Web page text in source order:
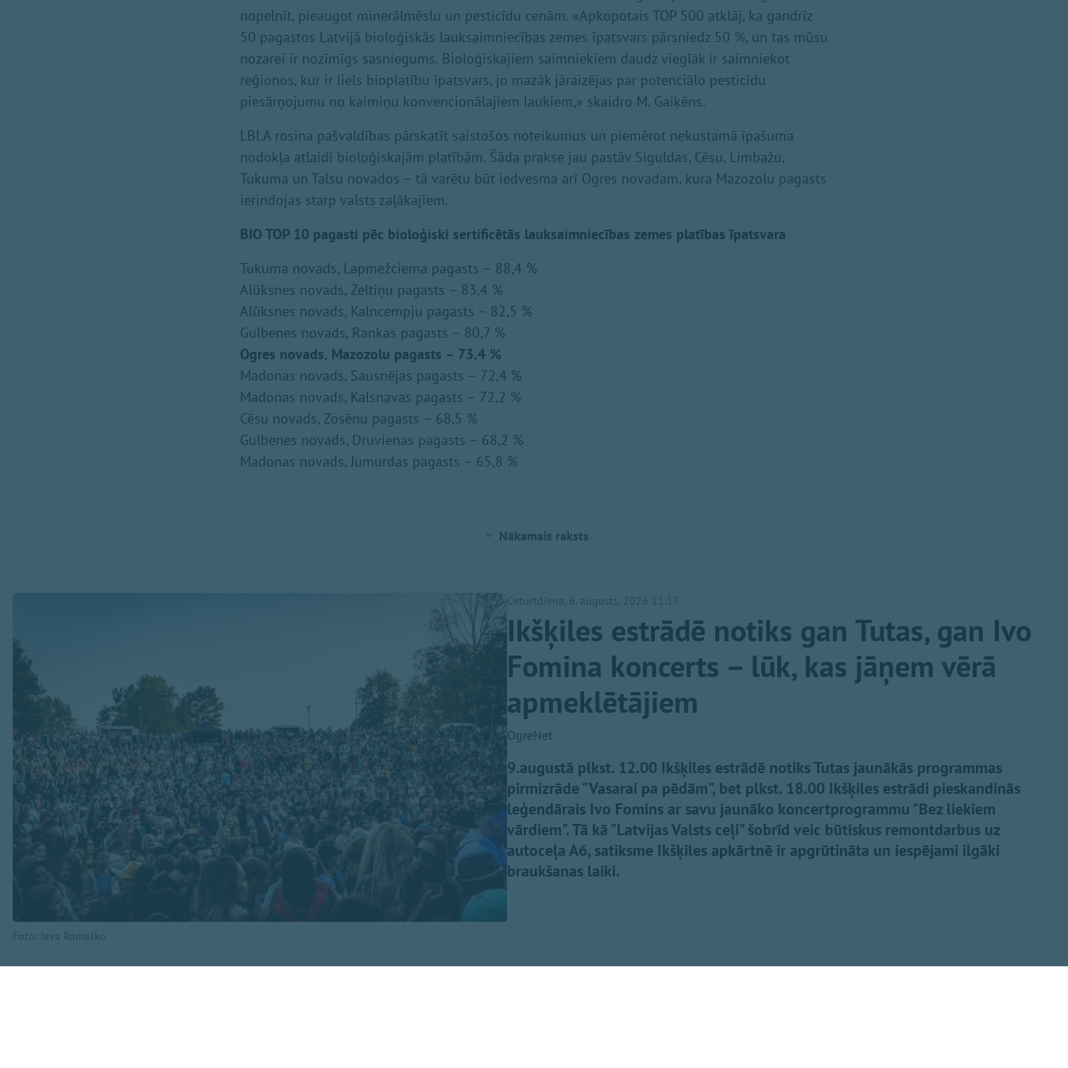
nopelnīt, pieaugot minerālmēslu un pesticīdu cenām. «Apkopotais TOP 500 atklāj, ka gandrīz
50 pagastos Latvijā bioloģiskās lauksaimniecības zemes īpatsvars pārsniedz 50 %, un tas mūsu
nozarei ir nozīmīgs sasniegums. Bioloģiskajiem saimniekiem daudz vieglāk ir saimniekot
reģionos, kur ir liels bioplatību īpatsvars, jo mazāk jāraizējas par potenciālo pesticīdu
piesārņojumu no kaimiņu konvencionālajiem laukiem,» skaidro M. Gaiķēns.
LBLA rosina pašvaldības pārskatīt saistošos noteikumus un piemērot nekustamā īpašuma
nodokļa atlaidi bioloģiskajām platībām. Šāda prakse jau pastāv Siguldas, Cēsu, Limbažu,
Tukuma un Talsu novados – tā varētu būt iedvesma arī Ogres novadam, kura Mazozolu pagasts
ierindojas starp valsts zaļākajiem.
BIO TOP 10 pagasti pēc bioloģiski sertificētās lauksaimniecības zemes platības īpatsvara
Tukuma novads, Lapmežciema pagasts – 88,4 %
Alūksnes novads, Zeltiņu pagasts – 83,4 %
Alūksnes novads, Kalncempju pagasts – 82,5 %
Gulbenes novads, Rankas pagasts – 80,7 %
Ogres novads, Mazozolu pagasts – 73,4 %
Madonas novads, Sausnējas pagasts – 72,4 %
Madonas novads, Kalsnavas pagasts – 72,2 %
Cēsu novads, Zosēnu pagasts – 68,5 %
Gulbenes novads, Druvienas pagasts – 68,2 %
Madonas novads, Jumurdas pagasts – 65,8 %
Nākamais raksts
Foto: Ieva Romaško
Ceturtdiena, 6. augusts, 2026 11:17
Ikšķiles estrādē notiks gan Tutas, gan Ivo
Fomina koncerts – lūk, kas jāņem vērā
apmeklētājiem
OgreNet
9.augustā plkst. 12.00 Ikšķiles estrādē notiks Tutas jaunākās programmas
pirmizrāde "Vasarai pa pēdām", bet plkst. 18.00 Ikšķiles estrādi pieskandinās
leģendārais Ivo Fomins ar savu jaunāko koncertprogrammu "Bez liekiem
vārdiem". Tā kā "Latvijas Valsts ceļi" šobrīd veic būtiskus remontdarbus uz
autoceļa A6, satiksme Ikšķiles apkārtnē ir apgrūtināta un iespējami ilgāki
braukšanas laiki.